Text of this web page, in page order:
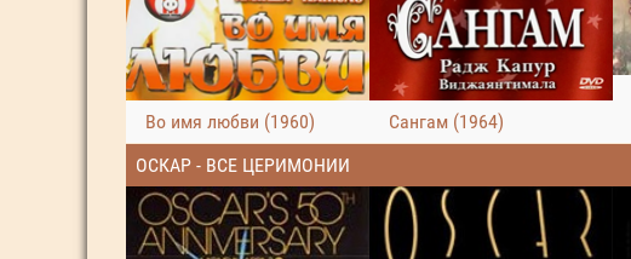
Во имя любви (1960) Сангам (1964)
ОСКАР - ВСЕ ЦЕРИМОНИИ